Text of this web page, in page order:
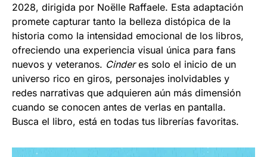
2028, dirigida por Noëlle Raffaele. Esta adaptación
promete capturar tanto la belleza distópica de la
historia como la intensidad emocional de los libros,
ofreciendo una experiencia visual única para fans
nuevos y veteranos. Cinderes solo el inicio de un
universo rico en giros, personajes inolvidables y
redes narrativas que adquieren aún más dimensión
cuando se conocen antes de verlas en pantalla.
Busca el libro, está en todas tus librerías favoritas.